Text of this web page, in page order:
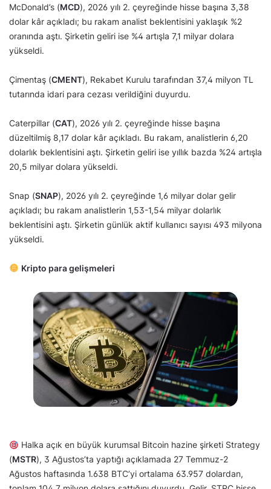
McDonald’s (MCD), 2026 yılı 2. çeyreğinde hisse başına 3,38
dolar kâr açıkladı; bu rakam analist beklentisini yaklaşık %2
oranında aştı. Şirketin geliri ise %4 artışla 7,1 milyar dolara
yükseldi.
Çimentaş (CMENT), Rekabet Kurulu tarafından 37,4 milyon TL
tutarında idari para cezası verildiğini duyurdu.
Caterpillar (CAT), 2026 yılı 2. çeyreğinde hisse başına
düzeltilmiş 8,17 dolar kâr açıkladı. Bu rakam, analistlerin 6,20
dolarlık beklentisini aştı. Şirketin geliri ise yıllık bazda %24 artışla
20,5 milyar dolara yükseldi.
Snap (SNAP), 2026 yılı 2. çeyreğinde 1,6 milyar dolar gelir
açıkladı; bu rakam analistlerin 1,53-1,54 milyar dolarlık
beklentisini aştı. Şirketin günlük aktif kullanıcı sayısı 493 milyona
yükseldi.
Kripto para gelişmeleri
Halka açık en büyük kurumsal Bitcoin hazine şirketi Strategy
(MSTR), 3 Ağustos’ta yaptığı açıklamada 27 Temmuz-2
Ağustos haftasında 1.638 BTC’yi ortalama 63.957 dolardan,